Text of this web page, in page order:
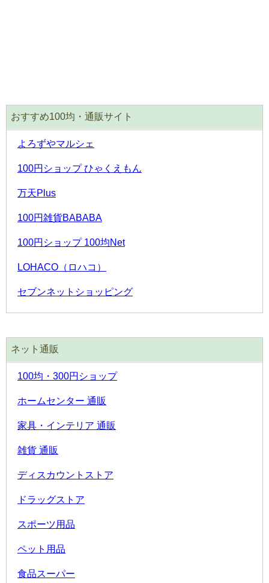
おすすめ100均・通販サイト
よろずやマルシェ
100円ショップ ひゃくえもん
万天Plus
100円雑貨BABABA
100円ショップ 100均Net
LOHACO（ロハコ）
セブンネットショッピング
ネット通販
100均・300円ショップ
ホームセンター 通販
家具・インテリア 通販
雑貨 通販
ディスカウントストア
ドラッグストア
スポーツ用品
ペット用品
食品スーパー